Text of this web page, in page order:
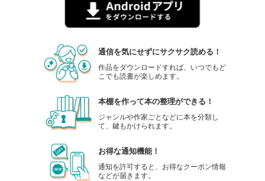
通信を気にせずにサクサク読める！
作品をダウンロードすれば、いつでもど
こでも読書が楽しめます。
本棚を作って本の整理ができる！
ジャンルや作家ごとなどに本を分類し
て、鍵もかけられます。
お得な通知機能！
通知を許可すると、お得なクーポン情報
などが届きます。